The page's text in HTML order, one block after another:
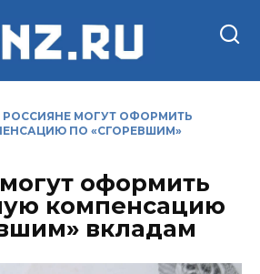
РОССИЯНЕ МОГУТ ОФОРМИТЬ
ПО «СГОРЕВШИМ»
оформить
компенсацию
вкладам